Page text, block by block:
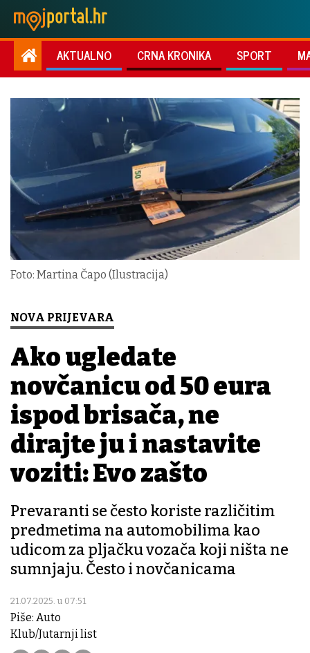
AKTUALNO CRNA KRONIKA SPORT
Foto: Martina Čapo (Ilustracija)
NOVA PRIJEVARA
Ako ugledate
novčanicu od 50 eura
ispod brisača, ne
dirajte ju i nastavite
voziti: Evo zašto
Prevaranti se često koriste različitim
predmetima na automobilima kao
udicom za pljačku vozača koji ništa ne
sumnjaju. Često i novčanicama
21.07.2025. u 07:51
Piše: Auto
Klub/Jutarnji list